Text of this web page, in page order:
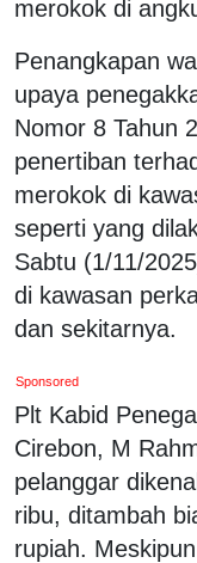
merokok di
Penangkapan
upaya
Nomor 8 Tahun
penertiban
merokok di
seperti yang
Sabtu (1/11/
di kawasan
dan sekitarnya.
Sponsored
Plt Kabid
Cirebon, M
pelanggar
ribu, ditambah
rupiah.